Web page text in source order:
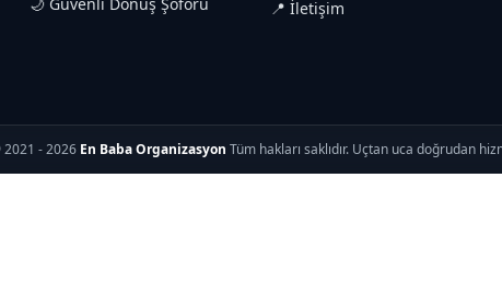
📍 İletişim
- 2026 En Baba Organizasyon Tüm hakları saklıdır. Uçtan uca doğrudan